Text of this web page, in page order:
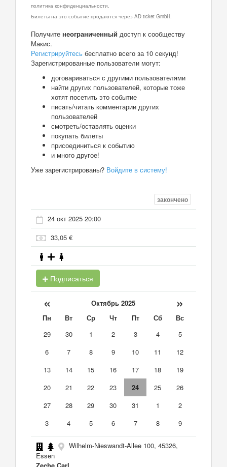
политика конфиденциальности.
Билеты на это событие продаются через AD ticket GmbH.
Получите неограниченный доступ к сообществу
Макис.
Регистрируйтесь бесплатно всего за 10 секунд!
Зарегистрированные пользователи могут:
договариваться с другими пользователями
найти других пользователей, которые тоже
хотят посетить это событие
писать/читать комментарии других
пользователей
смотреть/оставлять оценки
покупать билеты
присоединиться к событию
и много другое!
Уже зарегистрированы? Войдите в систему!
закончено
24 окт 2025 20:00
33,05 €
Подписаться
« Октябрь 2025 »
Пн Вт Ср Чт Пт Сб
Вс
29
30 1 2 3 4
5
6
7 8 9 10 11
12
13
14 15 16 17 18
19
20
21 22 23 24 25
26
27
28 29 30 31 1
2
3
4 5 6 7 8 9
Wilhelm-Nieswandt-Allee 100, 45326,
Essen
Zeche Carl